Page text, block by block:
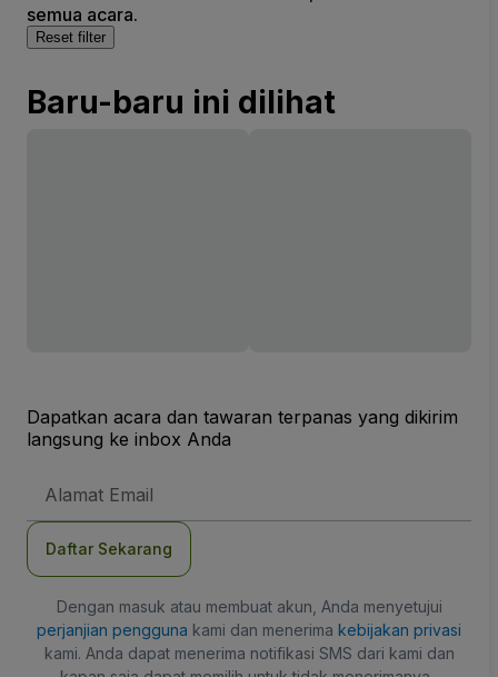
semua acara.
Reset filter
Baru-baru ini dilihat
Dapatkan acara dan tawaran terpanas yang dikirim
langsung ke inbox Anda
Email
Daftar Sekarang
Dengan masuk atau membuat akun, Anda menyetujui
perjanjian pengguna kami dan menerima kebijakan privasi
kami. Anda dapat menerima notifikasi SMS dari kami dan